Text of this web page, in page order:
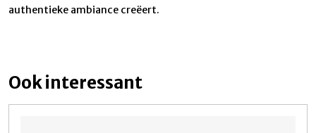
authentieke ambiance creëert.
Ook interessant